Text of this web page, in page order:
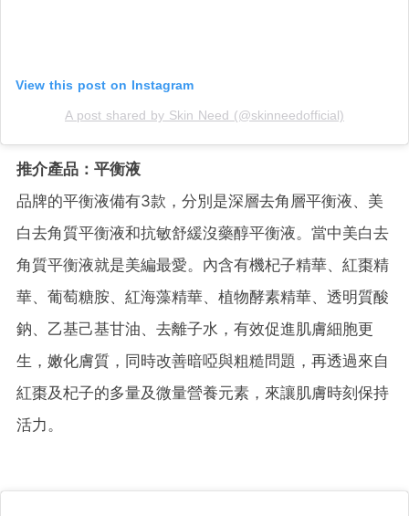
View this post on Instagram
A post shared by Skin Need (@skinneedofficial)
推介產品：平衡液
品牌的平衡液備有3款，分別是深層去角層平衡液、美
白去角質平衡液和抗敏舒緩沒藥醇平衡液。當中美白去
角質平衡液就是美編最愛。內含有機杞子精華、紅棗精
華、葡萄糖胺、紅海藻精華、植物酵素精華、透明質酸
鈉、乙基己基甘油、去離子水，有效促進肌膚細胞更
生，嫩化膚質，同時改善暗啞與粗糙問題，再透過來自
紅棗及杞子的多量及微量營養元素，來讓肌膚時刻保持
活力。